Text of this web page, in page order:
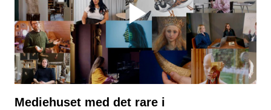
Mediehuset med det rare i